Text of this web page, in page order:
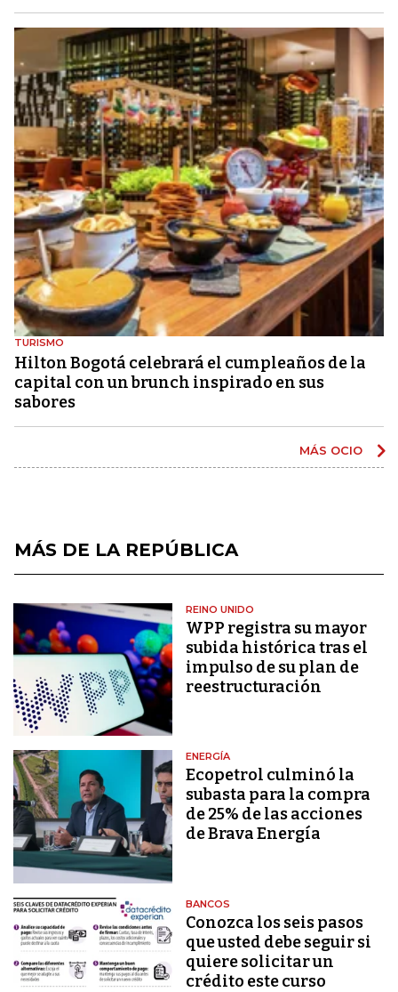
TURISMO
Hilton Bogotá celebrará el cumpleaños de la
capital con un brunch inspirado en sus
sabores
MÁS OCIO
MÁS DE LA REPÚBLICA
REINO UNIDO
WPP registra su mayor
subida histórica tras el
impulso de su plan de
reestructuración
ENERGÍA
Ecopetrol culminó la
subasta para la compra
de 25% de las acciones
de Brava Energía
BANCOS
Conozca los seis pasos
que usted debe seguir si
quiere solicitar un
crédito este curso